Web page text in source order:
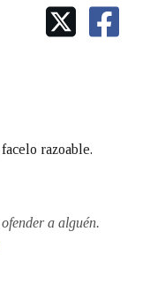
CORPORATIVA
ADALID
razoable.
a alguén.